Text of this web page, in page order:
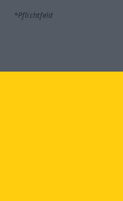
*Pflichtfeld